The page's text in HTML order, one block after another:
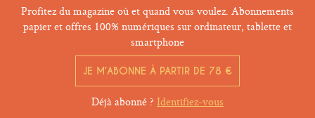
Profitez du magazine où et quand vous voulez. Abonnements
papier et offres 100% numériques sur ordinateur, tablette et
smartphone
JE M’ABONNE À PARTIR DE 78 €
Déjà abonné ? Identifiez-vous